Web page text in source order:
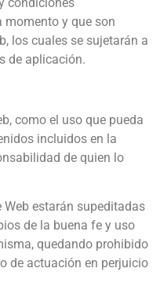
momento y que son
los cuales se sujetarán a
de aplicación.
como el uso que pueda
incluidos en la
de quien lo
Web estarán supeditadas
de la buena fe y uso
quedando prohibido
de actuación en perjuicio